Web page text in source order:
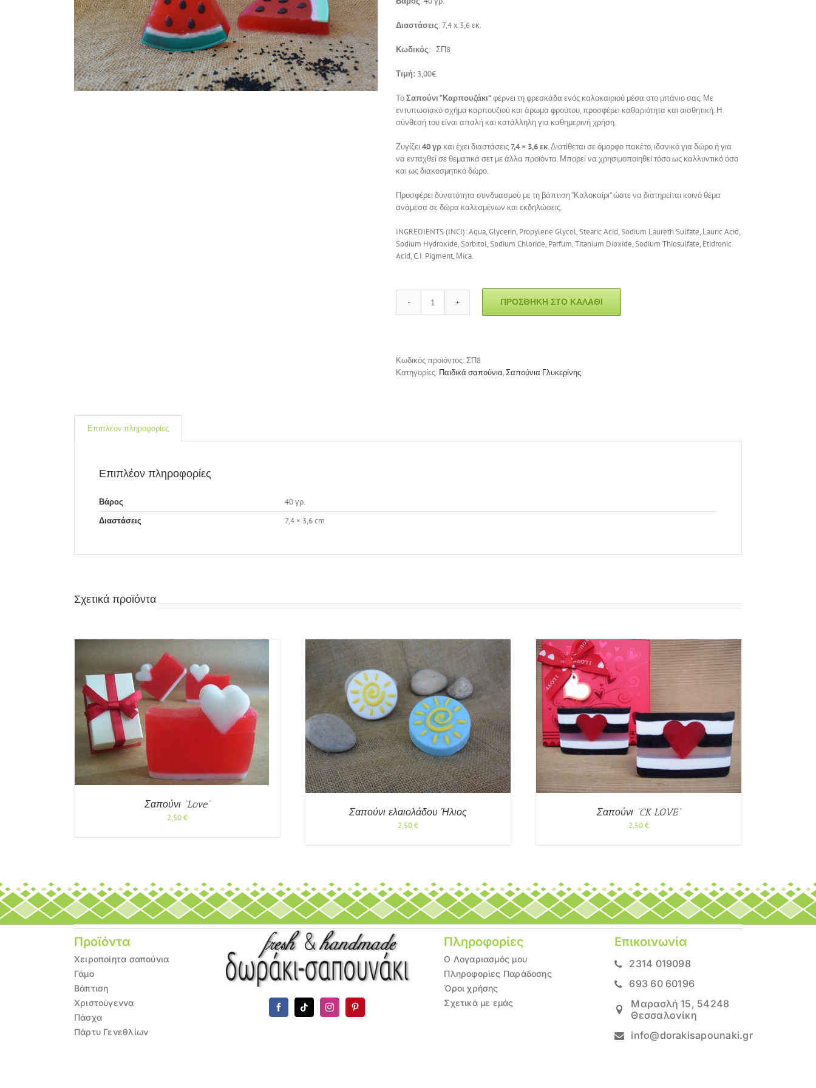
Διαστάσεις: 7,4 x 3,6 εκ.
Κωδικός: ΣΠ8
Τιμή: 3,00€
ΤοΣαπούνι “Καρπουζάκι”φέρνει τη φρεσκάδα ενός καλοκαιριού μέσα στο μπάνιο σας. Με
εντυπωσιακό σχήμα καρπουζιού και άρωμα φρούτου, προσφέρει καθαριότητα και αισθητική. Η
σύνθεσή του είναι απαλή και κατάλληλη για καθημερινή χρήση.
Ζυγίζει40 γρ και έχει διαστάσεις7,4 × 3,6 εκ. Διατίθεται σε όμορφο πακέτο, ιδανικό για δώρο ή για
να ενταχθεί σε θεματικά σετ με άλλα προϊόντα. Μπορεί να χρησιμοποιηθεί τόσο ως καλλυντικό όσο
και ως διακοσμητικό δώρο.
Προσφέρει δυνατότητα συνδυασμού με τη βάπτιση “Καλοκαίρι” ώστε να διατηρείται κοινό θέμα
ανάμεσα σε δώρα καλεσμένων και εκδηλώσεις.
INGREDIENTS (INCI): Aqua, Glycerin, Propylene Glycol, Stearic Acid, Sodium Laureth Sulfate, Lauric Acid,
Sodium Hydroxide, Sorbitol, Sodium Chloride, Parfum, Titanium Dioxide, Sodium Thiosulfate, Etidronic
Acid, C.I. Pigment, Μica.
Σαπούνι
ΠΡΟΣΘΉΚΗ ΣΤΟ ΚΑΛΆΘΙ
Κωδικός προϊόντος:ΣΠ8
Κατηγορίες: Παιδικά σαπούνια,Σαπούνια Γλυκερίνης
Επιπλέον πληροφορίες
Επιπλέον πληροφορίες
Βάρος 40 γρ.
Διαστάσεις 7,4 × 3,6 cm
Σχετικά προϊόντα
Σαπούνι “Love”
2,50€
ΠΡΟΣΘΉΚΗ ΣΤΟ ΚΑΛΆΘΙ
ΓΡΉΓΟΡΗ
ΠΡΟΒΟΛΉ
Σαπούνι ελαιολάδου Ήλιος
2,50€
ΠΡΟΣΘΉΚΗ ΣΤΟ ΚΑΛΆΘΙ /
ΓΡΉΓΟΡΗ
ΠΡΟΒΟΛΉ
Σαπούνι “CK LOVE”
2,50€
Προϊόντα
Χειροποίητα σαπούνια
Γάμο
Βάπτιση
Χριστούγεννα
Πάσχα
Πάρτυ Γενεθλίων
Πληροφορίες
Ο Λογαριασμός μου
Πληροφορίες Παράδοσης
Όροι χρήσης
Σχετικά με εμάς
Επικοινωνία
2314 019098
693 60 60196
Μαρασλή 15, 54248
Θεσσαλονίκη
info@dorakisapounaki.gr